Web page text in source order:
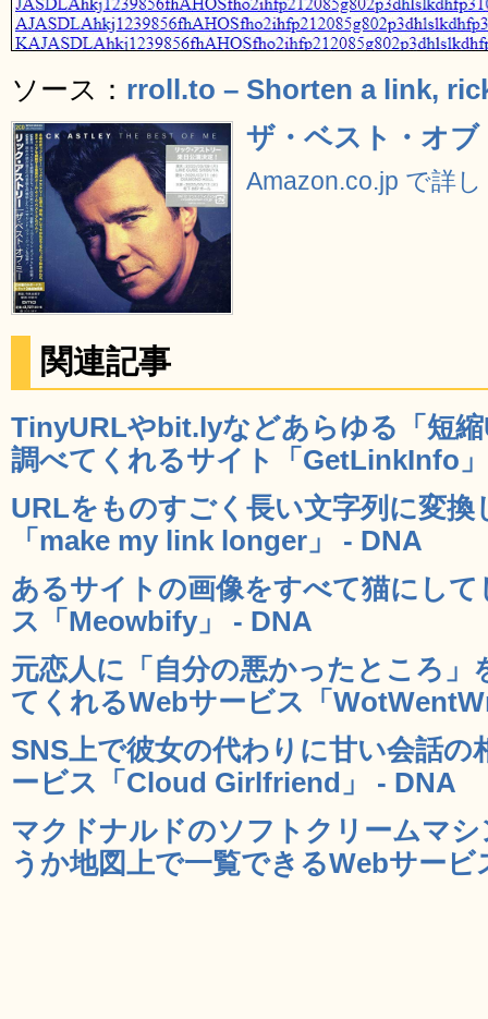
ソース： rroll.to – Shorten a link,
ザ・ベスト・オブ
Amazon.co.jp で詳
関連記事
TinyURLやbit.lyなどあらゆる「短
調べてくれるサイト「GetLinkInfo
URLをものすごく長い文字列に変
「make my link longer」 - DNA
あるサイトの画像をすべて猫にし
ス「Meowbify」 - DNA
元恋人に「自分の悪かったところ」
てくれるWebサービス「
SNS上で彼女の代わりに甘い会話
ービス「Cloud Girlfriend」 - DNA
マクドナルドのソフトクリームマ
うか地図上で一覧できるWebサー